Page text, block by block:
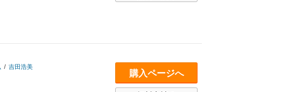
/ 吉田浩美
購入ページへ